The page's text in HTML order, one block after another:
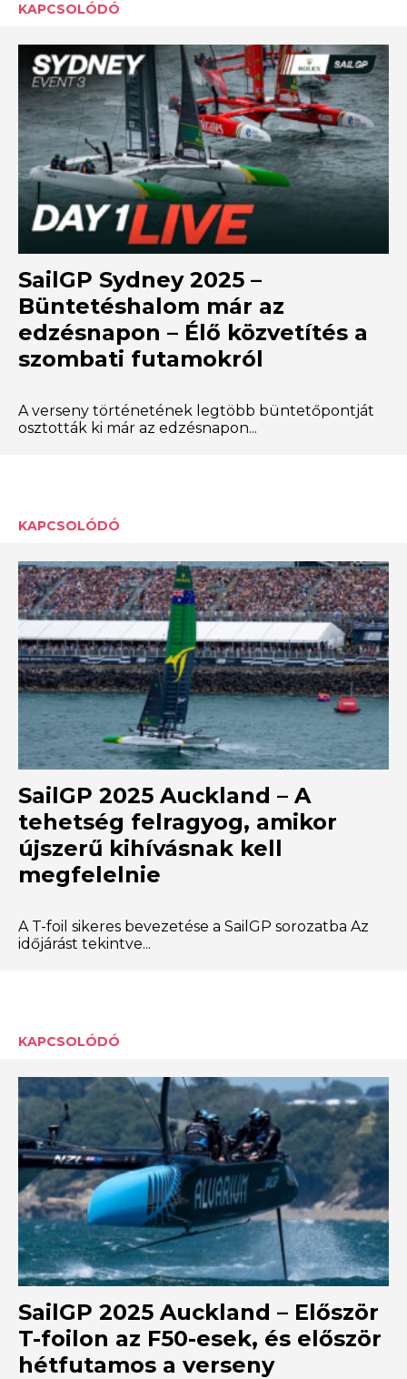
KAPCSOLÓDÓ
SailGP Sydney 2025 –
Büntetéshalom már az
edzésnapon – Élő közvetítés a
szombati futamokról
A verseny történetének legtöbb büntetőpontját
osztották ki már az edzésnapon...
KAPCSOLÓDÓ
SailGP 2025 Auckland – A
tehetség felragyog, amikor
újszerű kihívásnak kell
megfelelnie
A T-foil sikeres bevezetése a SailGP sorozatba Az
időjárást tekintve...
KAPCSOLÓDÓ
SailGP 2025 Auckland – Először
T-foilon az F50-esek, és először
hétfutamos a verseny